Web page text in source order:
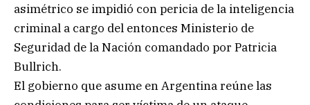
asimétrico se impidió con pericia de la inteligencia
criminal a cargo del entonces Ministerio de
Seguridad de la Nación comandado por Patricia
Bullrich.
El gobierno que asume en Argentina reúne las